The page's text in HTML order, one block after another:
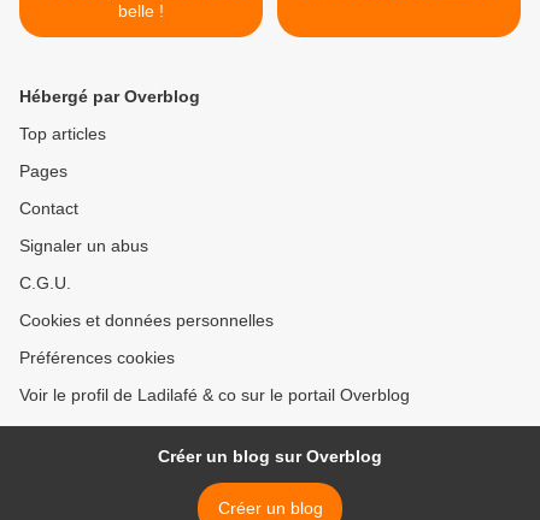
belle !
Hébergé par Overblog
Top articles
Pages
Contact
Signaler un abus
C.G.U.
Cookies et données personnelles
Préférences cookies
Voir le profil de Ladilafé & co sur le portail Overblog
Créer un blog sur Overblog
Créer un blog